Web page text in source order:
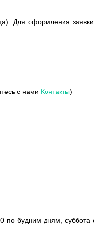
Для оформления
с нами Контакты)
по будним дням, суббота